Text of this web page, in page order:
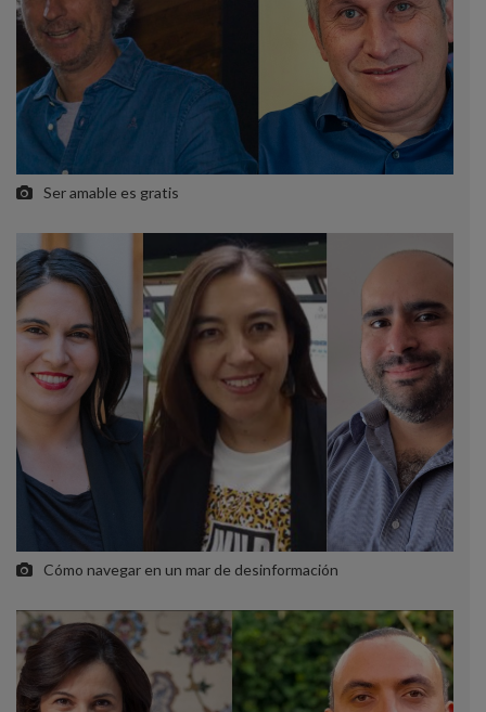
Ser amable es gratis
Cómo navegar en un mar de desinformación